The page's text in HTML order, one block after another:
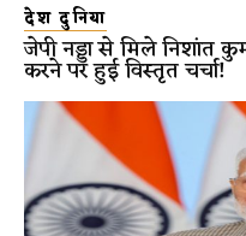
देश दुनिया
जेपी नड्डा से मिले निशांत
करने पर हुई विस्तृत चर्चा!